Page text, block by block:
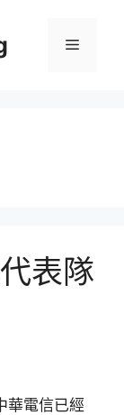
選
表隊
華電信已經